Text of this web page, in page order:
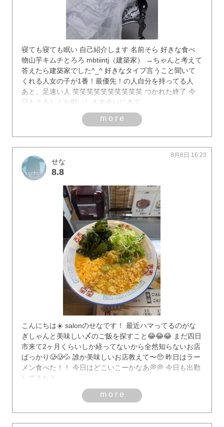
寝ても寝ても眠い 自己紹介します 名前そら 好きな食べ
物山芋キムチとろろ mbtiintj（建築家） →ちゃんと考えて
答えたら建築家でした^_^ 好きなタイプ言うこと聞いて
くれる人女の子が1番！最優先！の人自分を持ってる人
あと、足速い人 笑笑笑笑笑笑笑笑笑笑 つかれた終了 今
日もよろしくお願いします会いにきて
more
せな
8.8
8月8日 16:23
こんにちは☀️ salonのせなです！ 最近ハマってるのがな
ぎしゃんと美味しい〆のご飯を探すこと😂😂😂 まだ四日
市来て2ヶ月くらいしか経ってないから全然知らないお店
ばっかり🥲🥲💦 誰か美味しいお店教えて〜🥺 昨日はラー
メン食べた！！ 今日はどこいこーかなあ💭💭 今日も出勤
してまち！
more